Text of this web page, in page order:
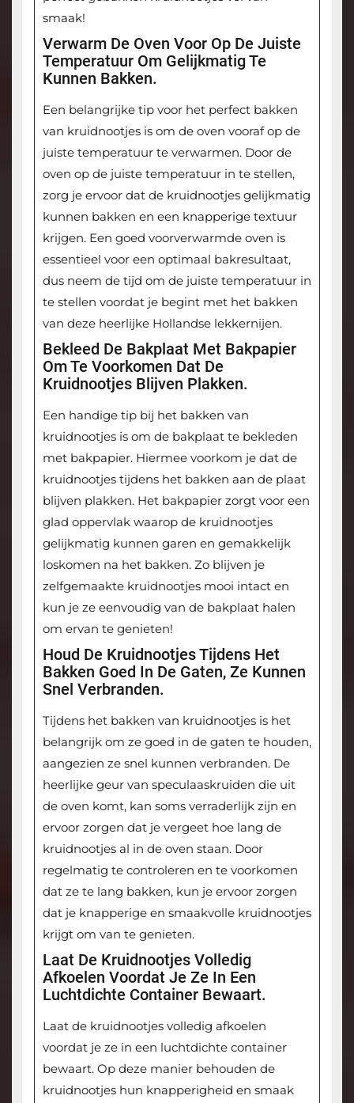
smaak!
Verwarm De Oven Voor Op De Juiste
Temperatuur Om Gelijkmatig Te
Kunnen Bakken.
Een belangrijke tip voor het perfect bakken
van kruidnootjes is om de oven vooraf op de
juiste temperatuur te verwarmen. Door de
oven op de juiste temperatuur in te stellen,
zorg je ervoor dat de kruidnootjes gelijkmatig
kunnen bakken en een knapperige textuur
krijgen. Een goed voorverwarmde oven is
essentieel voor een optimaal bakresultaat,
dus neem de tijd om de juiste temperatuur in
te stellen voordat je begint met het bakken
van deze heerlijke Hollandse lekkernijen.
Bekleed De Bakplaat Met Bakpapier
Om Te Voorkomen Dat De
Kruidnootjes Blijven Plakken.
Een handige tip bij het bakken van
kruidnootjes is om de bakplaat te bekleden
met bakpapier. Hiermee voorkom je dat de
kruidnootjes tijdens het bakken aan de plaat
blijven plakken. Het bakpapier zorgt voor een
glad oppervlak waarop de kruidnootjes
gelijkmatig kunnen garen en gemakkelijk
loskomen na het bakken. Zo blijven je
zelfgemaakte kruidnootjes mooi intact en
kun je ze eenvoudig van de bakplaat halen
om ervan te genieten!
Houd De Kruidnootjes Tijdens Het
Bakken Goed In De Gaten, Ze Kunnen
Snel Verbranden.
Tijdens het bakken van kruidnootjes is het
belangrijk om ze goed in de gaten te houden,
aangezien ze snel kunnen verbranden. De
heerlijke geur van speculaaskruiden die uit
de oven komt, kan soms verraderlijk zijn en
ervoor zorgen dat je vergeet hoe lang de
kruidnootjes al in de oven staan. Door
regelmatig te controleren en te voorkomen
dat ze te lang bakken, kun je ervoor zorgen
dat je knapperige en smaakvolle kruidnootjes
krijgt om van te genieten.
Laat De Kruidnootjes Volledig
Afkoelen Voordat Je Ze In Een
Luchtdichte Container Bewaart.
Laat de kruidnootjes volledig afkoelen
voordat je ze in een luchtdichte container
bewaart. Op deze manier behouden de
kruidnootjes hun knapperigheid en smaak